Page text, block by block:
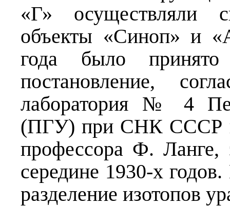
«Г» осуществляли
объекты «Синоп» и
года было принято
постановление,
лаборатория № 4
(ПГУ) при СНК СССР
профессора Ф.
середине 1930-х
разделение изотопов